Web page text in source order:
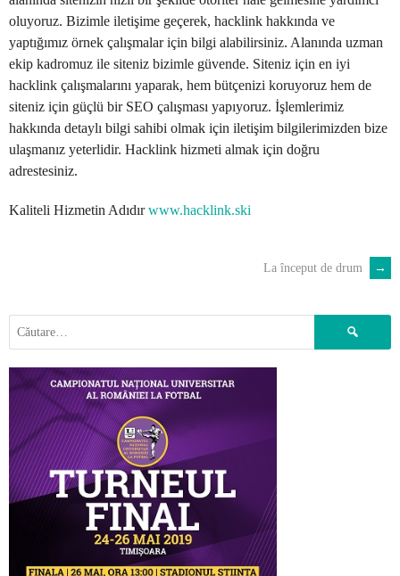
oluyoruz. Bizimle iletişime geçerek, hacklink hakkında ve
yaptığımız örnek çalışmalar için bilgi alabilirsiniz. Alanında uzman
ekip kadromuz ile siteniz bizimle güvende. Siteniz için en iyi
hacklink çalışmalarını yaparak, hem bütçenizi koruyoruz hem de
siteniz için güçlü bir SEO çalışması yapıyoruz. İşlemlerimiz
hakkında detaylı bilgi sahibi olmak için iletişim bilgilerimizden bize
ulaşmanız yeterlidir. Hacklink hizmeti almak için doğru
adrestesiniz.
Kaliteli Hizmetin Adıdırwww.hacklink.ski
NAVIGATION
La început de drum →